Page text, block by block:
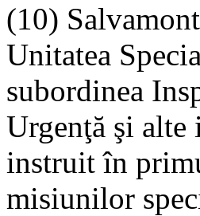
(10)
Unitatea
subordinea
Urgenţă şi
instruit în
misiunilor